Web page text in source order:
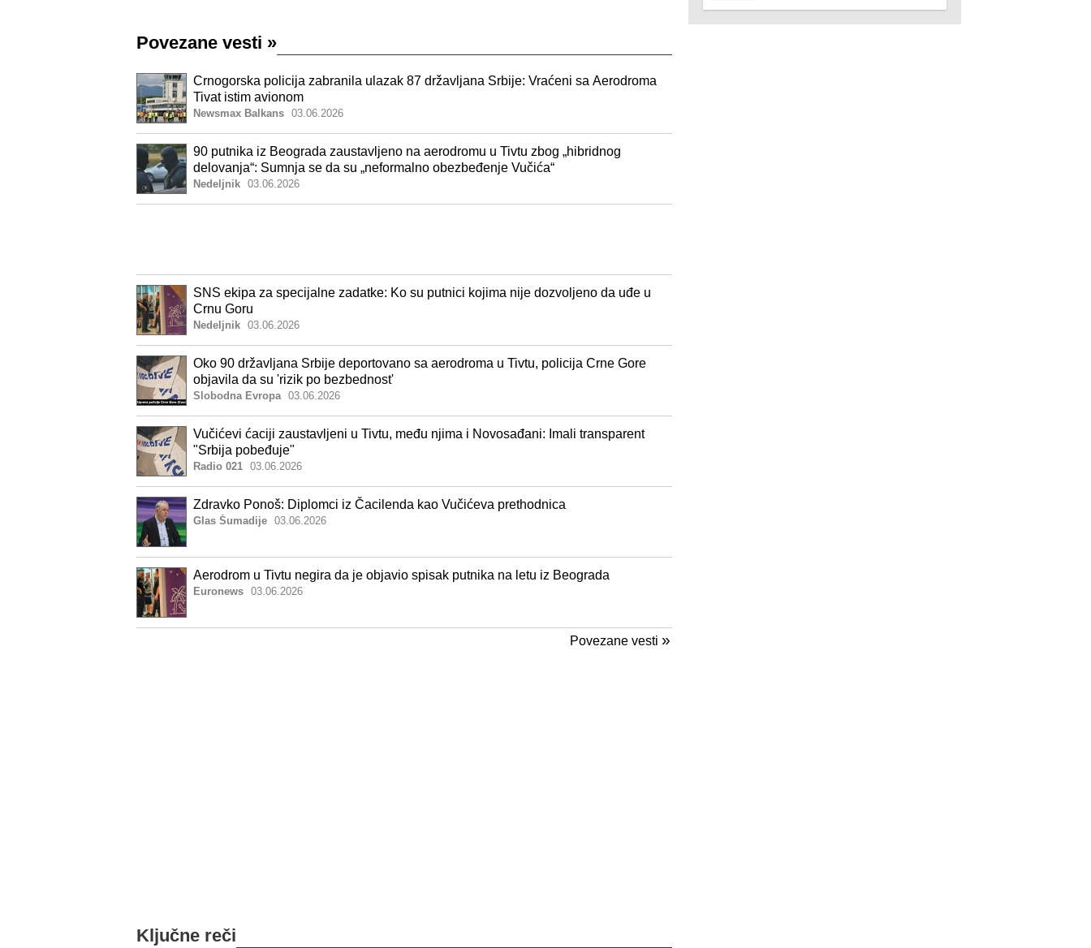
Povezane vesti »
Crnogorska policija zabranila ulazak 87 državljana Srbije: Vraćeni sa Aerodroma
Tivat istim avionom
Newsmax Balkans 03.06.2026
90 putnika iz Beograda zaustavljeno na aerodromu u Tivtu zbog „hibridnog
delovanja“: Sumnja se da su „neformalno obezbeđenje Vučića“
Nedeljnik 03.06.2026
SNS ekipa za specijalne zadatke: Ko su putnici kojima nije dozvoljeno da uđe u
Crnu Goru
Nedeljnik 03.06.2026
Oko 90 državljana Srbije deportovano sa aerodroma u Tivtu, policija Crne Gore
objavila da su 'rizik po bezbednost'
Slobodna Evropa 03.06.2026
Vučićevi ćaciji zaustavljeni u Tivtu, među njima i Novosađani: Imali transparent
"Srbija pobeđuje"
Radio 021 03.06.2026
Zdravko Ponoš: Diplomci iz Čacilenda kao Vučićeva prethodnica
Glas Šumadije 03.06.2026
Aerodrom u Tivtu negira da je objavio spisak putnika na letu iz Beograda
Euronews 03.06.2026
Povezane vesti »
Ključne reči
septembra